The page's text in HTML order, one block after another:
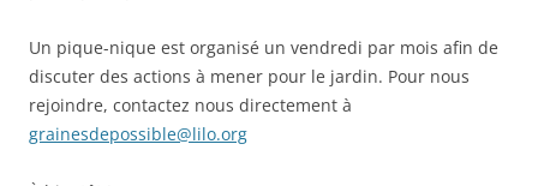
Un pique-nique est organisé un vendredi par mois afin de
discuter des actions à mener pour le jardin. Pour nous
rejoindre, contactez nous directement à
grainesdepossible@lilo.org